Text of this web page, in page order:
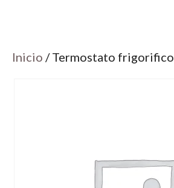
Inicio / Termostato frigorifico